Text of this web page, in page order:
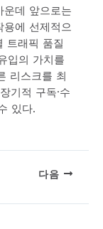
운데 앞으로는
용에 선제적으
트래픽 품질
입의 가치를
리스크를 최
기적 구독·수
있다.
다음